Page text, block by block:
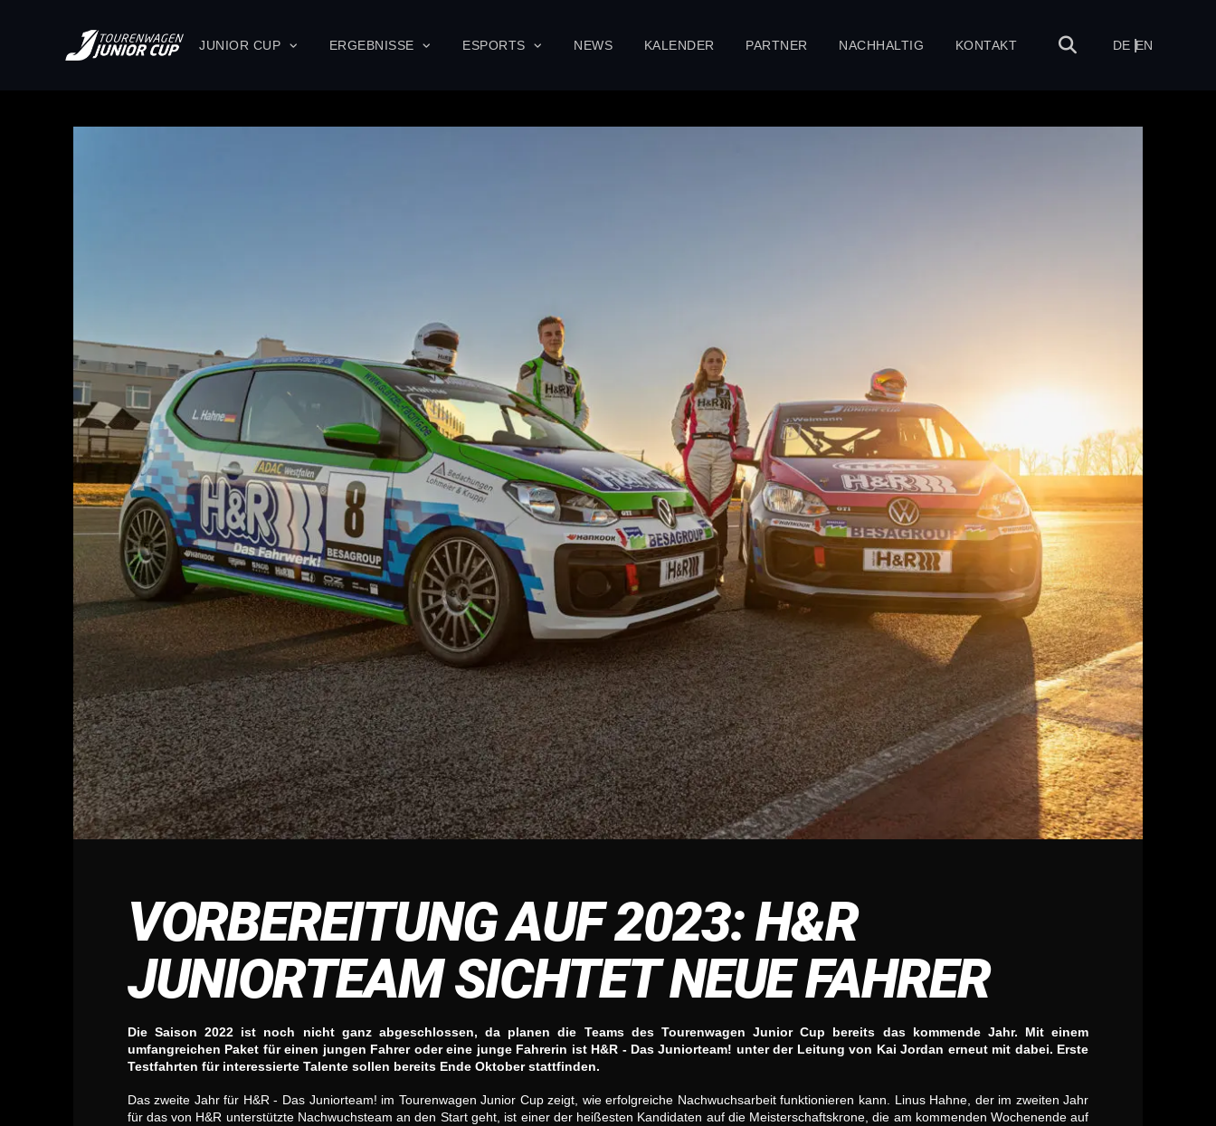
JUNIOR CUP ERGEBNISSE ESPORTS NEWS KALENDER PARTNER NACHHALTIG KONTAKT DE EN
VORBEREITUNG AUF 2023: H&R
JUNIORTEAM SICHTET NEUE FAHRER
Die Saison 2022 ist noch nicht ganz abgeschlossen, da planen die Teams des Tourenwagen Junior Cup bereits das kommende Jahr. Mit einem
umfangreichen Paket für einen jungen Fahrer oder eine junge Fahrerin ist H&R - Das Juniorteam! unter der Leitung von Kai Jordan erneut mit dabei. Erste
Testfahrten für interessierte Talente sollen bereits Ende Oktober stattfinden.
Das zweite Jahr für H&R - Das Juniorteam! im Tourenwagen Junior Cup zeigt, wie erfolgreiche Nachwuchsarbeit funktionieren kann. Linus Hahne, der im zweiten Jahr
für das von H&R unterstützte Nachwuchsteam an den Start geht, ist einer der heißesten Kandidaten auf die Meisterschaftskrone, die am kommenden Wochenende auf